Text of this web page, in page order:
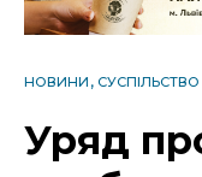
НОВИНИ СУСПІЛЬСТВО
Уряд